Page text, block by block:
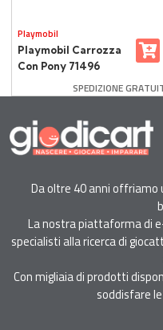
Playmobil
Playmobil Carrozza
Con Pony 71496
SPEDIZIONE
Da oltre 40 anni
La nostra piattaforma di
specialisti alla ricerca di
Con migliaia di prodotti
soddisfare